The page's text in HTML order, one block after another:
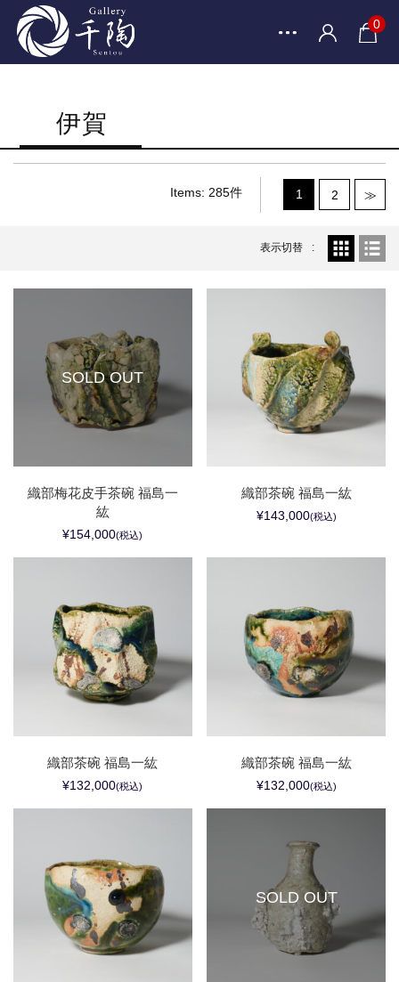
0
伊賀
1 2 ≫
Items: 285件
表示切替
SOLD OUT
織部梅花皮手茶碗 福島一
紘
¥154,000(税込)
織部茶碗 福島一紘
¥143,000(税込)
織部茶碗 福島一紘
¥132,000(税込)
織部茶碗 福島一紘
¥132,000(税込)
SOLD OUT